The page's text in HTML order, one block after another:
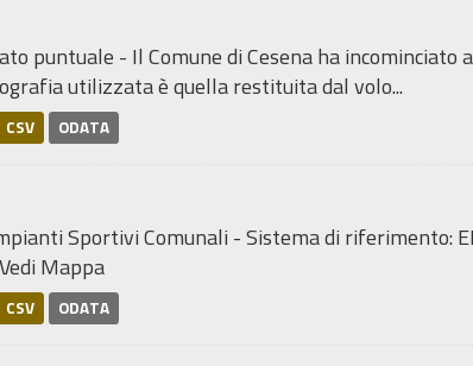
puntuale - Il Comune di Cesena ha incominciato
utilizzata è quella restituita dal volo...
CSV ODATA
Sportivi Comunali - Sistema di riferimento:
Mappa
CSV ODATA